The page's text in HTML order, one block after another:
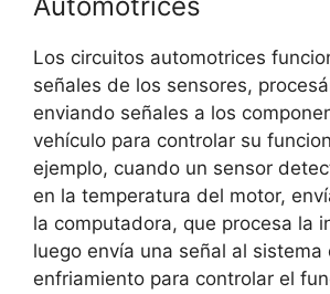
Los circuitos automotrices
señales de los sensores,
enviando señales a los
vehículo para controlar su
ejemplo, cuando un sensor
en la temperatura del motor,
la computadora, que procesa la
luego envía una señal al sistema
enfriamiento para controlar el